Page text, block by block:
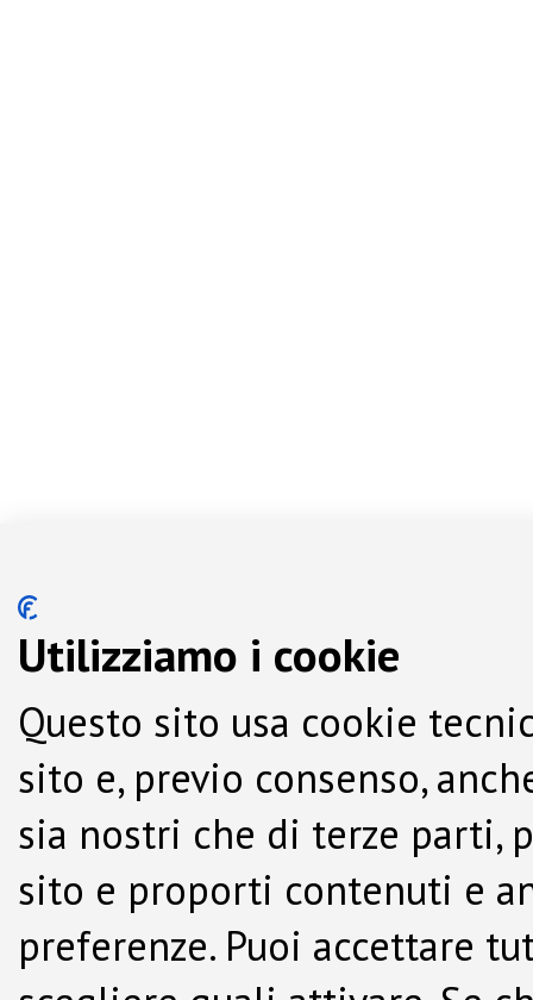
Utilizziamo i cookie
Questo sito usa cookie
sito e, previo consenso,
sia nostri che di terze parti,
sito e proporti contenuti e
preferenze. Puoi accettare